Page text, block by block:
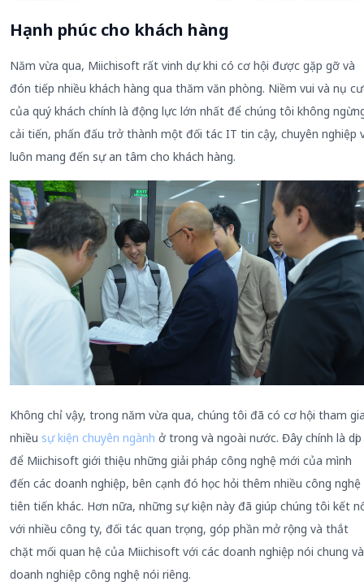
Hạnh phúc cho khách hàng
Năm vừa qua, Miichisoft rất vinh dự khi có cơ hội được gặp gỡ và
đón tiếp nhiều khách hàng qua thăm văn phòng. Niềm vui và nụ
của quý khách chính là động lực lớn nhất để chúng tôi không
cải tiến, phấn đấu trở thành một đối tác IT tin cậy, chuyên nghiệp
luôn mang đến sự an tâm cho khách hàng.
Không chỉ vậy, trong năm vừa qua, chúng tôi đã có cơ hội tham
nhiều sự kiện chuyên ngành ở trong và ngoài nước. Đây chính là dịp
để Miichisoft giới thiệu những giải pháp công nghệ mới của mình
đến các doanh nghiệp, bên cạnh đó học hỏi thêm nhiều công nghệ
tiên tiến khác. Hơn nữa, những sự kiện này đã giúp chúng tôi kết
với nhiều công ty, đối tác quan trọng, góp phần mở rộng và thắt
chặt mối quan hệ của Miichisoft với các doanh nghiệp nói chung và
doanh nghiệp công nghệ nói riêng.